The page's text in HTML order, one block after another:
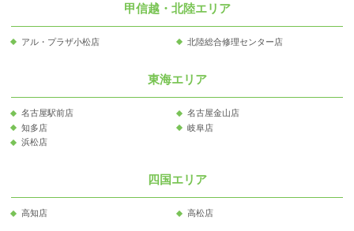
甲信越・北陸エリア
アル・プラザ小松店 北陸総合修理センター店
東海エリア
名古屋駅前店
名古屋金山店
知多店
岐阜店
浜松店
四国エリア
高知店 高松店